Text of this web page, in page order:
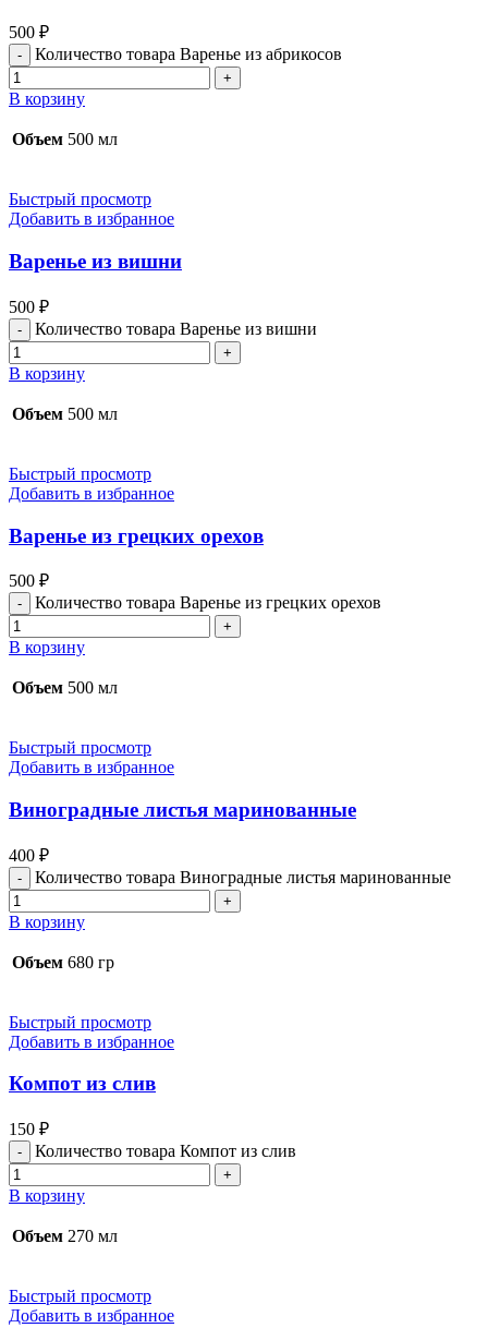
500 ₽
Количество товара Варенье из абрикосов
В корзину
Объем 500 мл
Быстрый просмотр
Добавить в избранное
Варенье из вишни
500 ₽
Количество товара Варенье из вишни
В корзину
Объем 500 мл
Быстрый просмотр
Добавить в избранное
Варенье из грецких орехов
500 ₽
Количество товара Варенье из грецких орехов
В корзину
Объем 500 мл
Быстрый просмотр
Добавить в избранное
Виноградные листья маринованные
400 ₽
Количество товара Виноградные листья маринованные
В корзину
Объем 680 гр
Быстрый просмотр
Добавить в избранное
Компот из слив
150 ₽
Количество товара Компот из слив
В корзину
Объем 270 мл
Быстрый просмотр
Добавить в избранное